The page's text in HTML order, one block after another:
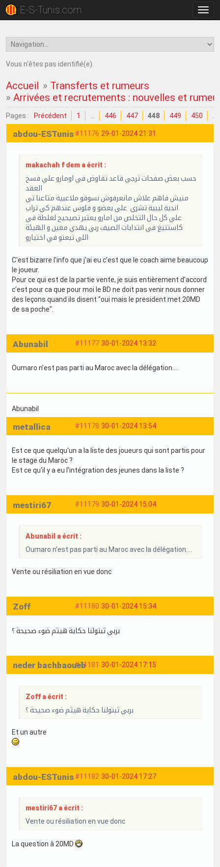
la
E-S-Tunis.com
Vous n'êtes pas identifié(e).
Accueil » Transferts et rumeurs
» Arrivées et recrutements : nouvelles et
Pages : Précédent 1 446 447 448 449 450
#11176 29-01-2024 21:31
abdou-ESTunis
makachah f dem a écrit :
حسب بعض صفحات ترجي قاعد تفاوض في اومارو علي فسخ
العقد
منيش فاهم علاش مانعرفوش نسوقو ملاعبية متاعنا تي
اندية ليبية تشري علي بعضو و فلوس عندهم كي تراب
علي كل حال التخلص من امارو يعتبر تصيحيح لغلطة في
كاستتيغ في انتدابات الصيف ربي يهدي معين و الهيئة
اللي تبعتو في اختيارو
C'est bizarre l'info que j'ai eu c'est que le coach aime beaucoup
le joueur.
Pour ce qui est de la partie vente, je suis entièrement d'accord
c'est pour ca que pour moi le BD ne doit pas venir nous donner
des leçons quand ils disent "oui mais le president met 20MD
de sa poche".
#11177 30-01-2024 13:32
Abunabil
Oumaro n’est pas parti au Maroc avec la délégation….
Abunabil
#11178 30-01-2024 13:54
metallica
Est ce que quelqu'un a la liste des joueurs qui sont partis pour
le stage du Maroc ?
Est ce qu'il y a eu l'intégration des jeunes dans la liste ?
#11179 30-01-2024 15:04
mestiri67
Abunabil a écrit :
Oumaro n’est pas parti au Maroc avec la délégation….
Vente ou résiliation en vue donc
#11180 30-01-2024 15:34
Zoff
بربي ثبتولنا حكاية هيثم ضوء صحيحة ؟
#11181 30-01-2024 17:15
neder bachbaoueb
Zoff a écrit :
بربي ثبتولنا حكاية هيثم ضوء صحيحة ؟
Et un autre
#11182 30-01-2024 17:27
abdou-ESTunis
mestiri67 a écrit :
Vente ou résiliation en vue donc
La question à 20MD